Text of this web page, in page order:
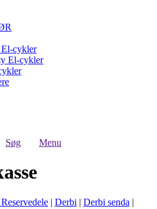
El-cykler
El-cykler
Søg Menu
| Derbi | Derbi senda |